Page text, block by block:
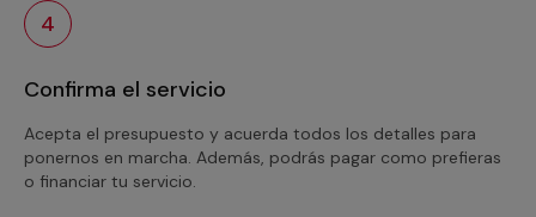
4
Confirma el servicio
Acepta el presupuesto y acuerda todos los detalles para
ponernos en marcha. Además, podrás pagar como prefieras
o financiar tu servicio.